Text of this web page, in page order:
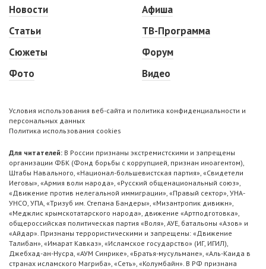
Новости
Статьи
Сюжеты
Фото
Афиша
ТВ-Программа
Форум
Видео
Условия использования веб-сайта и политика конфиденциальности и
персональных данных
Политика использования cookies
Для читателей: В России признаны экстремистскими и запрещены
организации ФБК (Фонд борьбы с коррупцией, признан иноагентом),
Штабы Навального, «Национал-большевистская партия», «Свидетели
Иеговы», «Армия воли народа», «Русский общенациональный союз»,
«Движение против нелегальной иммиграции», «Правый сектор», УНА-
УНСО, УПА, «Тризуб им. Степана Бандеры», «Мизантропик дивижн»,
«Меджлис крымскотатарского народа», движение «Артподготовка»,
общероссийская политическая партия «Воля», АУЕ, батальоны «Азов» и
«Айдар». Признаны террористическими и запрещены: «Движение
Талибан», «Имарат Кавказ», «Исламское государство» (ИГ, ИГИЛ),
Джебхад-ан-Нусра, «АУМ Синрике», «Братья-мусульмане», «Аль-Каида в
странах исламского Магриба», «Сеть», «Колумбайн». В РФ признана